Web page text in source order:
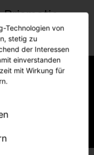
Prismatic
Technologien von
stetig zu
der Interessen
einverstanden
mit Wirkung für